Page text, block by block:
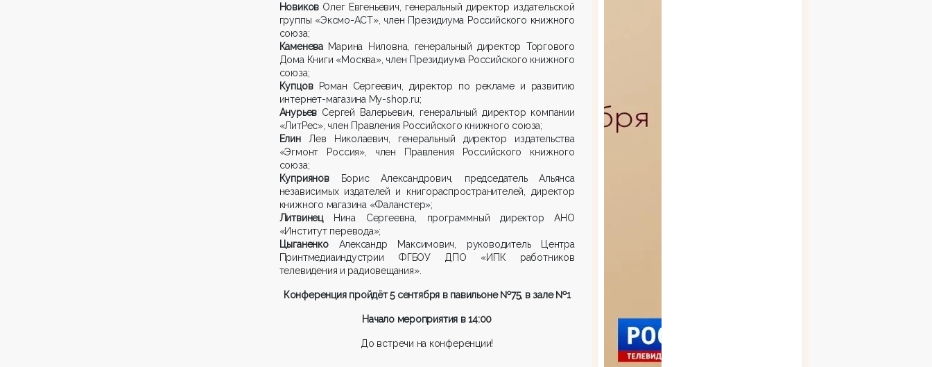
Новиков Олег Евгеньевич, генеральный директор издательской
группы «Эксмо-АСТ», член Президиума Российского книжного
союза;
Каменева Марина Ниловна, генеральный директор Торгового
Дома Книги «Москва», член Президиума Российского книжного
союза;
Купцов Роман Сергеевич, директор по рекламе и развитию
интернет-магазина My-shop.ru;
Анурьев Сергей Валерьевич, генеральный директор компании
«ЛитРес», член Правления Российского книжного союза;
Елин Лев Николаевич, генеральный директор издательства
«Эгмонт Россия», член Правления Российского книжного
союза;
Куприянов Борис Александрович, председатель Альянса
независимых издателей и книгораспространителей, директор
книжного магазина «Фаланстер»;
Литвинец Нина Сергеевна, программный директор АНО
«Институт перевода»;
Цыганенко Александр Максимович, руководитель Центра
Принтмедиаиндустрии ФГБОУ ДПО «ИПК работников
телевидения и радиовещания».
Конференция пройдёт 5 сентября в павильоне №75, в зале №1
Начало мероприятия в 14:00
До встречи на конференции!